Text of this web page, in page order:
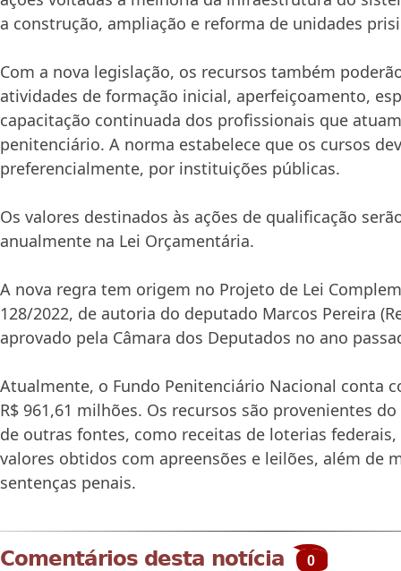
a construção, ampliação e reforma de unidades
Com a nova legislação, os recursos também
atividades de formação inicial, aperfeiçoamento,
capacitação continuada dos profissionais que
penitenciário. A norma estabelece que os cursos
preferencialmente, por instituições públicas.
Os valores destinados às ações de qualificação
anualmente na Lei Orçamentária.
A nova regra tem origem no Projeto de Lei
128/2022, de autoria do deputado Marcos Pereira
aprovado pela Câmara dos Deputados no ano
Atualmente, o Fundo Penitenciário Nacional conta
R$ 961,61 milhões. Os recursos são provenientes
de outras fontes, como receitas de loterias
valores obtidos com apreensões e leilões, além de
sentenças penais.
Comentários desta notícia 0